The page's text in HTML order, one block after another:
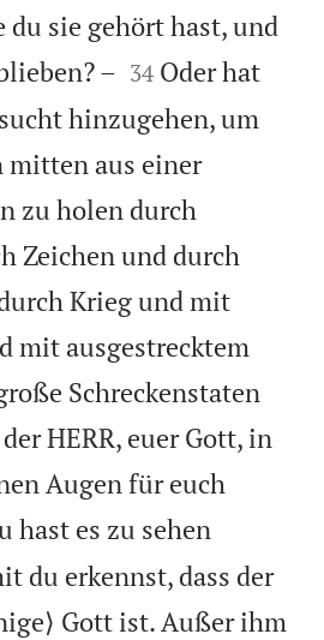
du sie gehört hast, und
– 

34 Oder hat
hinzugehen, um
mitten aus einer
zu holen durch
Zeichen und durch
Krieg und mit
mit ausgestrecktem
Schreckenstaten
HERR, euer Gott, in
Augen für euch
hast es zu sehen
du erkennst, dass der
Gott ist. Außer ihm